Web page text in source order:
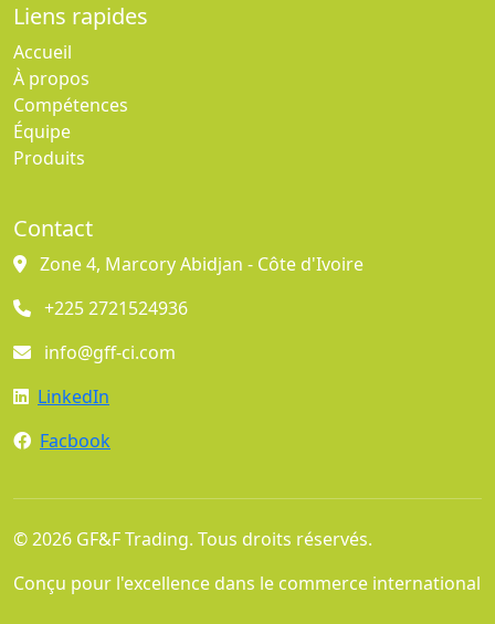
Liens rapides
Accueil
À propos
Compétences
Équipe
Produits
Contact
Zone 4, Marcory Abidjan - Côte d'Ivoire
+225 2721524936
info@gff-ci.com
LinkedIn
Facbook
© 2026 GF&F Trading. Tous droits réservés.
Conçu pour l'excellence dans le commerce international